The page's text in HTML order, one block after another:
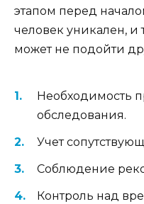
этапом перед
человек уникален, и
может не подойти
Необходимость
обследования.
Учет
Соблюдение
Контроль над